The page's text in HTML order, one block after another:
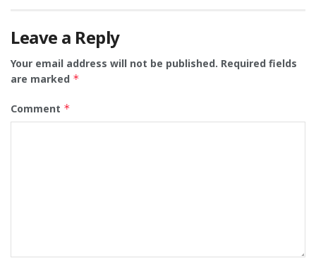
Leave a Reply
Your email address will not be published. Required fields
are marked *
Comment *